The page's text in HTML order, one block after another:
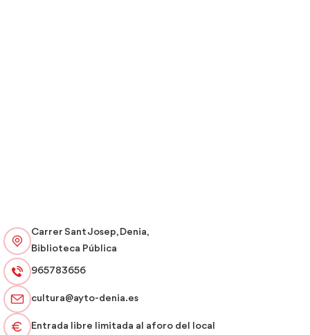
Carrer Sant Josep, Denia,
Biblioteca Pública
965783656
cultura@ayto-denia.es
Entrada libre limitada al aforo del local